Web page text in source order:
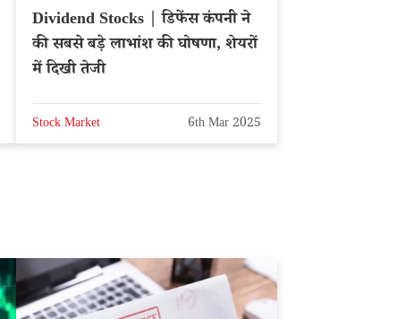
Dividend Stocks | डिफेंस कंपनी ने
की सबसे बड़े लाभांश की घोषणा, शेयरों
में दिखी तेजी
Stock Market 6th Mar 2025